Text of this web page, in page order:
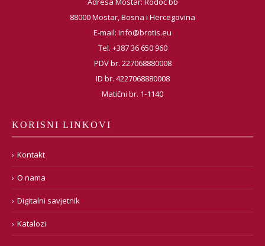
88000 Mostar, Bosna i Hercegovina
E-mail: info@brotis.eu
Tel. +387 36 650 960
PDV br. 227068880008
ID br. 4227068880008
Matični br. 1-1140
KORISNI LINKOVI
Kontakt
O nama
Digitalni savjetnik
Katalozi